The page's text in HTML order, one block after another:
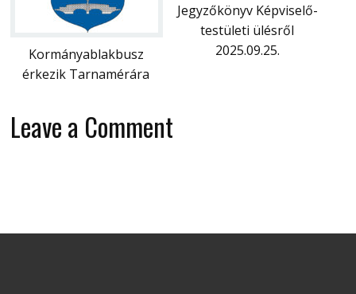
Kormányablakbusz
érkezik Tarnamérára
Jegyzőkönyv Képviselő-
testületi ülésről
2025.09.25.
Leave a Comment